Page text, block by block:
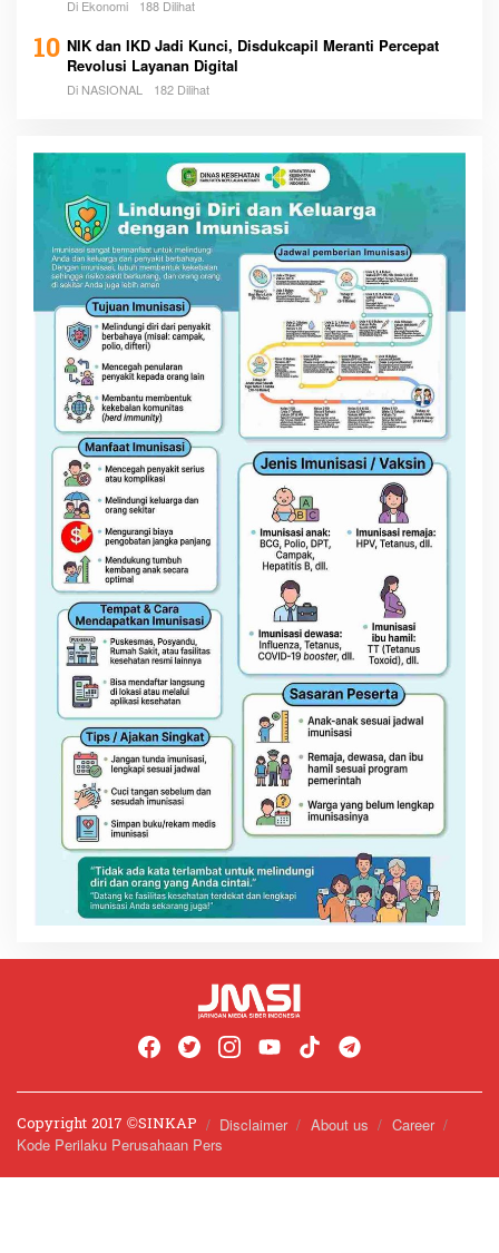
Di Ekonomi 188 Dilihat
10 NIK dan IKD Jadi Kunci, Disdukcapil Meranti Percepat
Revolusi Layanan Digital
Di NASIONAL 182 Dilihat
Copyright 2017 ©️SINKAP Disclaimer About us
Career
Kode Perilaku Perusahaan Pers